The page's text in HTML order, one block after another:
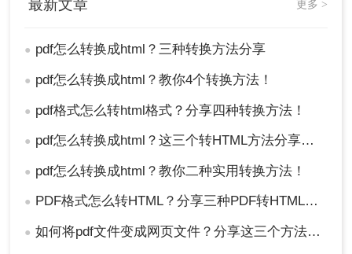
最新文章 更多 >
● pdf怎么转换成html？三种转换方法分享
● pdf怎么转换成html？教你4个转换方法！
● pdf格式怎么转html格式？分享四种转换方法！
● pdf怎么转换成html？这三个转HTML方法分享给你！
● pdf怎么转换成html？教你二种实用转换方法！
● PDF格式怎么转HTML？分享三种PDF转HTML的方法
● 如何将pdf文件变成网页文件？分享这三个方法给大家！